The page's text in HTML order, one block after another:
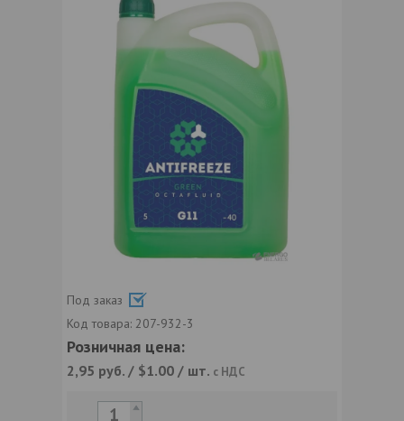
Под заказ
Код товара: 207-932-3
Розничная цена:
2,95 руб. / $1.00 / шт. с НДС